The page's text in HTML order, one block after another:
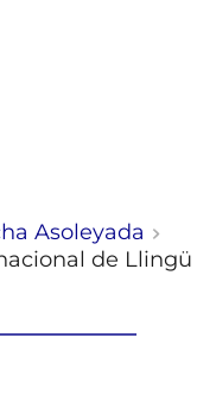
Asoleyada
de Llingü